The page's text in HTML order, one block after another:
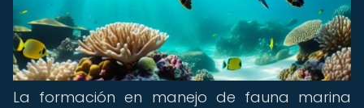
La formación en manejo de fauna marina